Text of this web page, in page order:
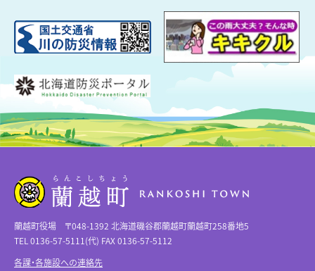
蘭越町役場 〒048-1392 北海道磯谷郡蘭越町蘭越町258番地5
TEL 0136-57-5111(代) FAX 0136-57-5112
各課・各施設への連絡先